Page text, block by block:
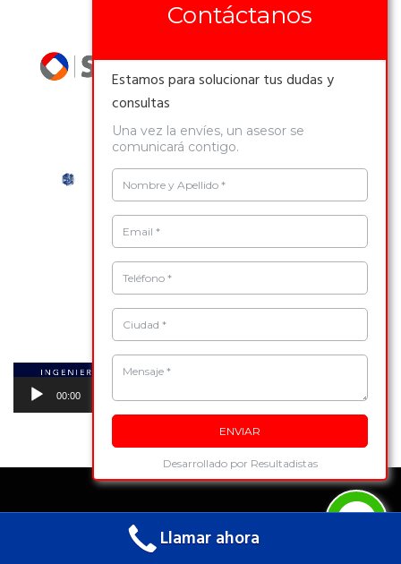
Reproductor
00:00
Llamar ahora
Contáctanos
Estamos para solucionar tus dudas y
consultas
Una vez la envíes, un asesor se
comunicará contigo.
Nombre y Apellido *
Email *
Teléfono *
Ciudad *
Mensaje *
ENVIAR
Desarrollado por Resultadistas